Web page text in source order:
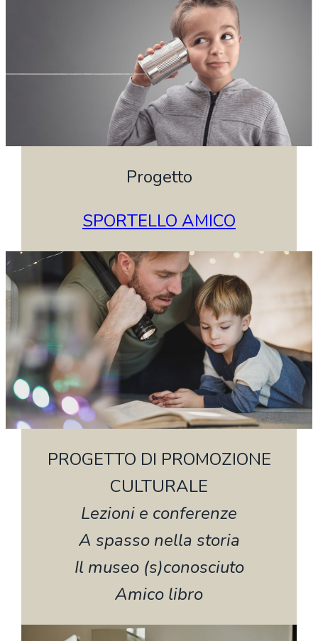
Progetto
SPORTELLO AMICO
PROGETTO DI PROMOZIONE
CULTURALE
Lezioni e conferenze
A spasso nella storia
Il museo (s)conosciuto
Amico libro